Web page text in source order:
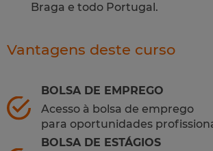
Braga e todo Portugal.
Vantagens deste curso
BOLSA DE EMPREGO
Acesso à bolsa de emprego
para oportunidades
BOLSA DE ESTÁGIOS